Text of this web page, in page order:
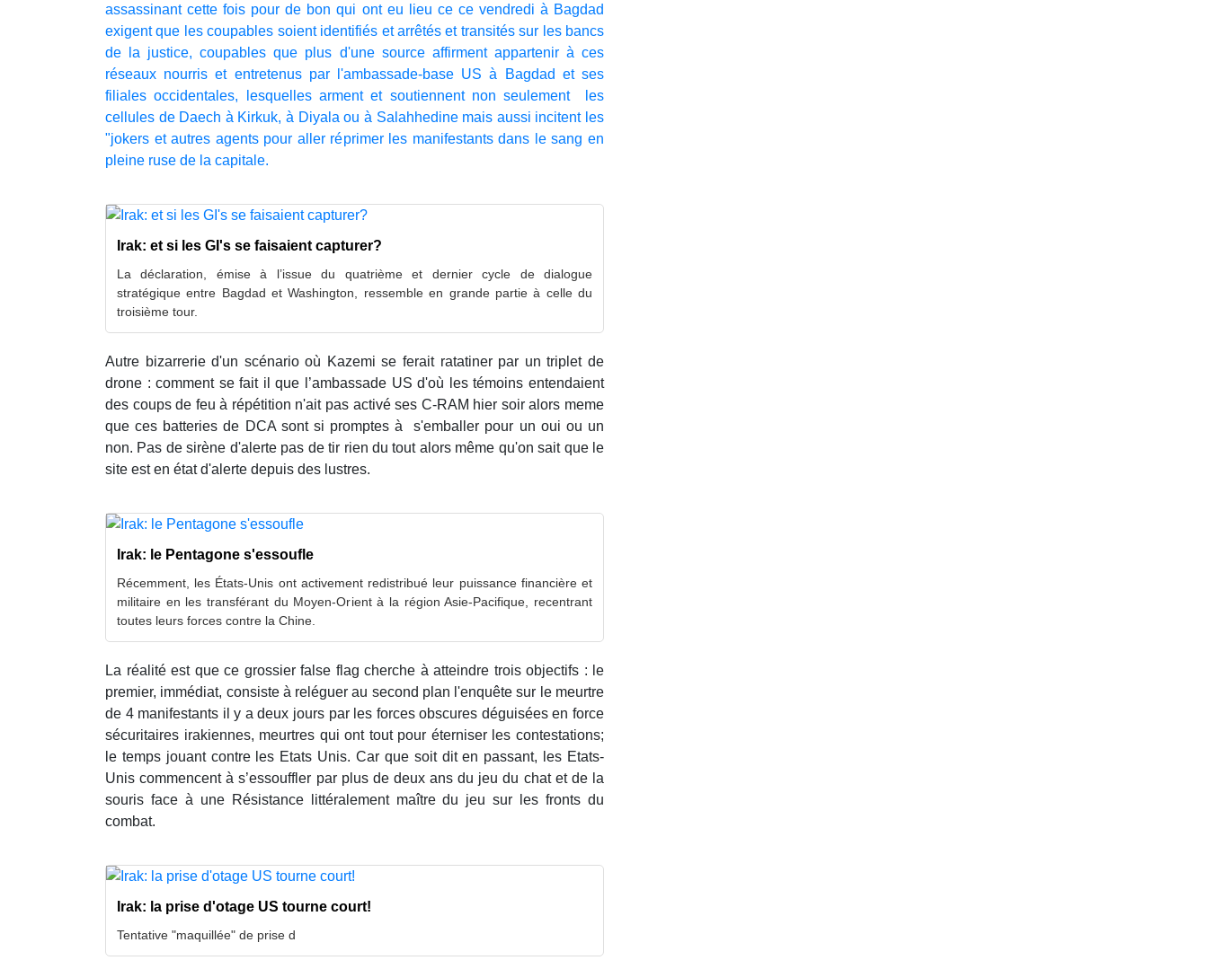
assassinant cette fois pour de bon qui ont eu lieu ce ce vendredi à Bagdad
exigent que les coupables soient identifiés et arrêtés et transités sur les bancs
de la justice, coupables que plus d'une source affirment appartenir à ces
réseaux nourris et entretenus par l'ambassade-base US à Bagdad et ses
filiales occidentales, lesquelles arment et soutiennent non seulement les
cellules de Daech à Kirkuk, à Diyala ou à Salahhedine mais aussi incitent les
"jokers et autres agents pour aller réprimer les manifestants dans le sang en
pleine ruse de la capitale.
Irak: et si les GI's se faisaient capturer?
La déclaration, émise à l’issue du quatrième et dernier cycle de dialogue
stratégique entre Bagdad et Washington, ressemble en grande partie à celle du
troisième tour.
Autre bizarrerie d'un scénario où Kazemi se ferait ratatiner par un triplet de
drone : comment se fait il que l’ambassade US d'où les témoins entendaient
des coups de feu à répétition n'ait pas activé ses C-RAM hier soir alors meme
que ces batteries de DCA sont si promptes à s'emballer pour un oui ou un
non. Pas de sirène d'alerte pas de tir rien du tout alors même qu'on sait que le
site est en état d'alerte depuis des lustres.
Irak: le Pentagone s'essoufle
Récemment, les États-Unis ont activement redistribué leur puissance financière et
militaire en les transférant du Moyen-Orient à la région Asie-Pacifique, recentrant
toutes leurs forces contre la Chine.
La réalité est que ce grossier false flag cherche à atteindre trois objectifs : le
premier, immédiat, consiste à reléguer au second plan l'enquête sur le meurtre
de 4 manifestants il y a deux jours par les forces obscures déguisées en force
sécuritaires irakiennes, meurtres qui ont tout pour éterniser les contestations;
le temps jouant contre les Etats Unis. Car que soit dit en passant, les Etats-
Unis commencent à s’essouffler par plus de deux ans du jeu du chat et de la
souris face à une Résistance littéralement maître du jeu sur les fronts du
combat.
Irak: la prise d'otage US tourne court!
Tentative "maquillée" de prise d